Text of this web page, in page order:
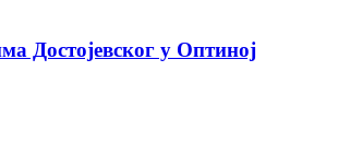
Достојевског у Оптиној